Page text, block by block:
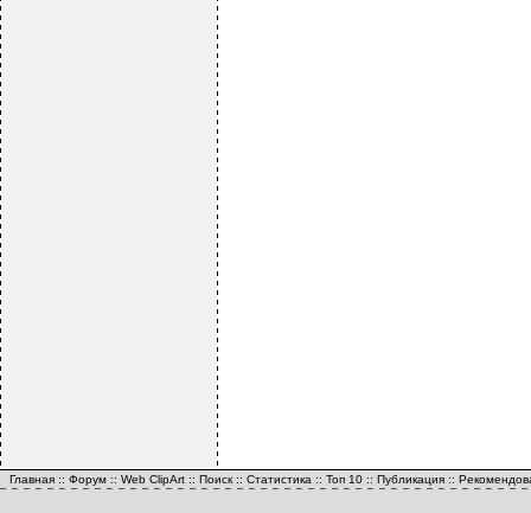
Главная :: Форум :: Web ClipArt :: Поиск :: Статистика :: Топ 10 :: Публикация ::